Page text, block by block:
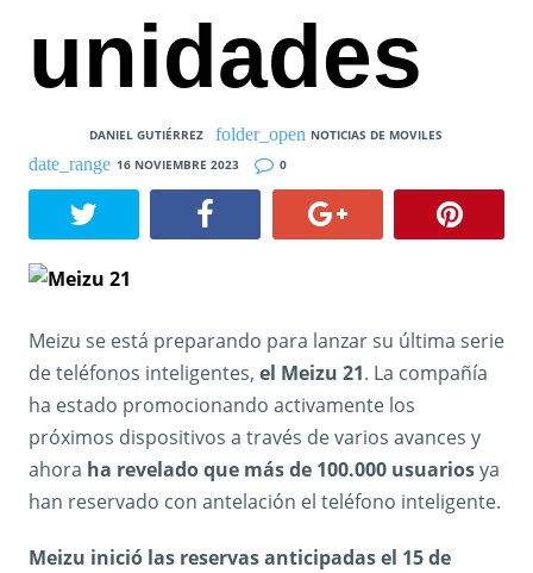
unidades
DANIEL GUTIÉRREZ
NOTICIAS DE MOVILES
16 NOVIEMBRE 2023
0
Meizu se está preparando para lanzar su última serie
de teléfonos inteligentes, el Meizu 21. La compañía
ha estado promocionando activamente los
próximos dispositivos a través de varios avances y
ahora ha revelado que más de 100.000 usuariosya
han reservado con antelación el teléfono inteligente.
Meizu inició las reservas anticipadas el 15 de